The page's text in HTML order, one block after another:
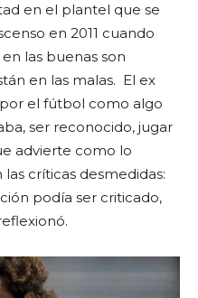
en el plantel que se
en 2011 cuando
las buenas son
en las malas. El ex
el fútbol como algo
ser reconocido, jugar
advierte como lo
críticas desmedidas:
podía ser criticado,